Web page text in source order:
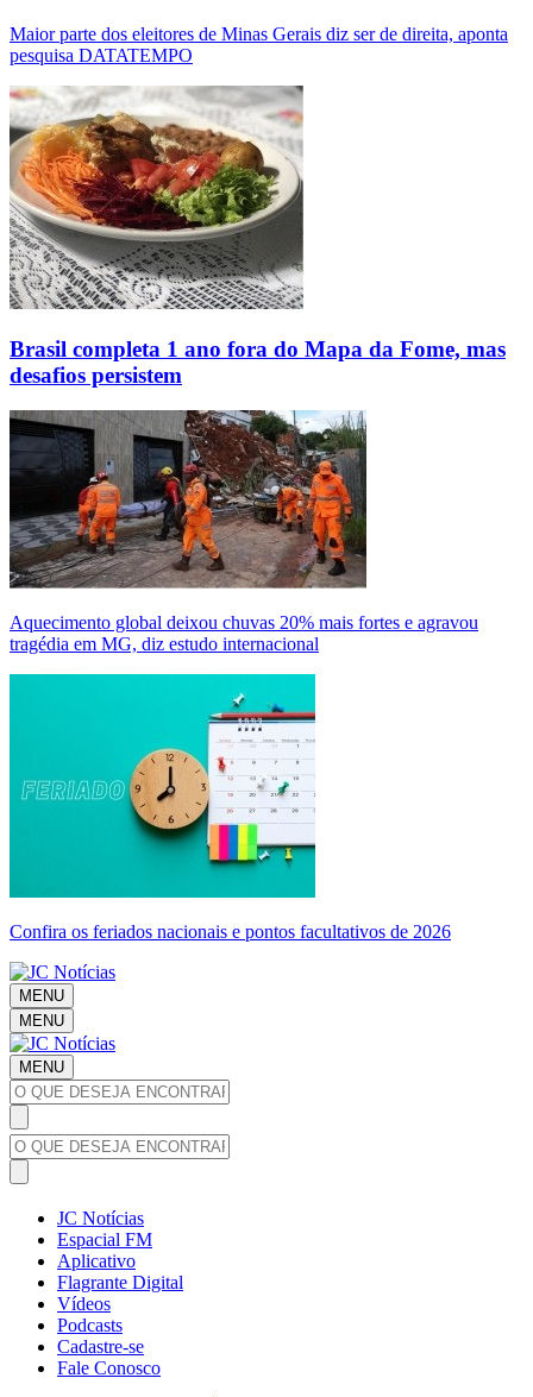
Maior parte dos eleitores de Minas Gerais diz ser de direita, aponta
pesquisa DATATEMPO
Brasil completa 1 ano fora do Mapa da Fome, mas
desafios persistem
Aquecimento global deixou chuvas 20% mais fortes e agravou
tragédia em MG, diz estudo internacional
Confira os feriados nacionais e pontos facultativos de 2026
MENU
MENU
MENU
JC Notícias
Espacial FM
Aplicativo
Flagrante Digital
Vídeos
Podcasts
Cadastre-se
Fale Conosco